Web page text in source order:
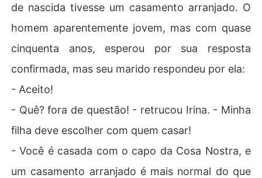
de nascida tivesse um casamento arranjado. O
homem aparentemente jovem, mas com quase
cinquenta anos, esperou por sua resposta
confirmada, mas seu marido respondeu por ela:
- Aceito!
- Quê? fora de questão! - retrucou Irina. - Minha
filha deve escolher com quem casar!
- Você é casada com o capo da Cosa Nostra, e
um casamento arranjado é mais normal do que